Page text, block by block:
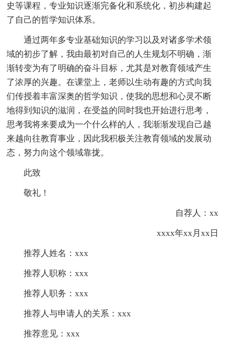
史等课程，专业知识逐渐完备化和系统化，初步构建起
了自己的哲学知识体系。
通过两年多专业基础知识的学习以及对诸多学术领
域的初步了解，我由最初对自己的人生规划不明确，渐
渐转变为有了明确的奋斗目标，尤其是对教育领域产生
了浓厚的兴趣。在课堂上，老师以生动有趣的方式向我
们传授着丰富深奥的哲学知识，使我的思想和心灵不断
地得到知识的滋润，在受益的同时我也开始进行思考，
思考我将来要成为一个什么样的人，我渐渐发现自己越
来越向往教育事业，因此我积极关注教育领域的发展动
态，努力向这个领域靠拢。
此致
敬礼！
自荐人：xx
xxxx年xx月xx日
推荐人姓名：xxx
推荐人职称：xxx
推荐人职务：xxx
推荐人与申请人的关系：xxx
推荐意见：xxx